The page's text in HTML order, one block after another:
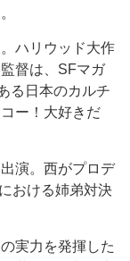
ハリウッド大作
督は、SFマガ
る日本のカルチ
ー！大好きだ
演。西がプロデ
おける姉弟対決
実力を発揮した